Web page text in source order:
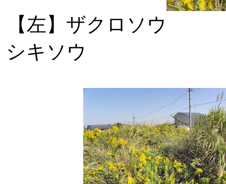
【左】ザク
シキソウ 【